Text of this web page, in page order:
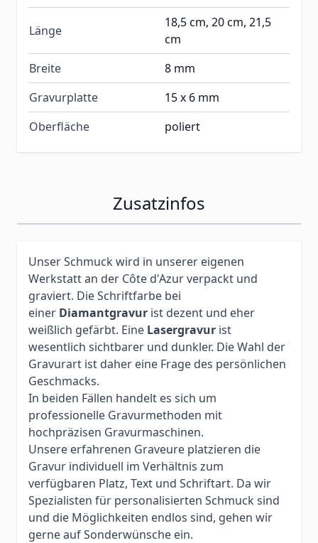
Länge
18,5 cm, 20 cm, 21,5
cm
Breite
8 mm
Gravurplatte
15 x 6 mm
Oberfläche
poliert
Zusatzinfos
Unser Schmuck wird in unserer eigenen
Werkstatt an der Côte d'Azur verpackt und
graviert. Die Schriftfarbe bei
einer Diamantgravur ist dezent und eher
weißlich gefärbt. Eine Lasergravur ist
wesentlich sichtbarer und dunkler. Die Wahl der
Gravurart ist daher eine Frage des persönlichen
Geschmacks.
In beiden Fällen handelt es sich um
professionelle Gravurmethoden mit
hochpräzisen Gravurmaschinen.
Unsere erfahrenen Graveure platzieren die
Gravur individuell im Verhältnis zum
verfügbaren Platz, Text und Schriftart. Da wir
Spezialisten für personalisierten Schmuck sind
und die Möglichkeiten endlos sind, gehen wir
gerne auf Sonderwünsche ein.